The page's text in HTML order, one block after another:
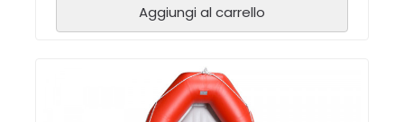
Aggiungi al carrello